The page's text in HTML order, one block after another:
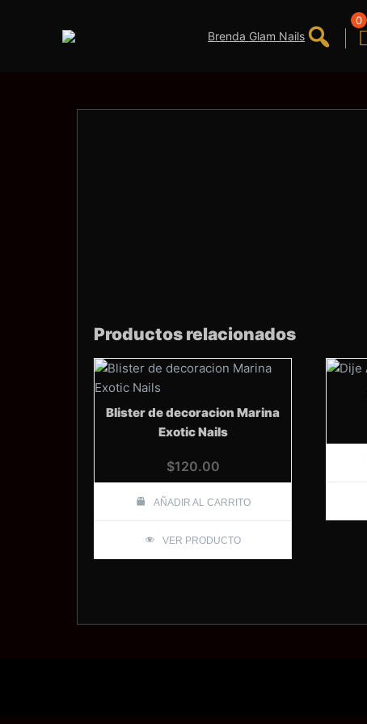
0
Productos relacionados
Blister de decoracion Marina
Exotic Nails
$120.00
AÑADIR AL CARRITO
VER PRODUCTO